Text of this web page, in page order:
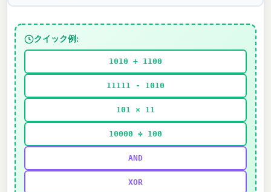
クイック例:
1010 + 1100
11111 - 1010
101 × 11
10000 ÷ 100
AND
XOR